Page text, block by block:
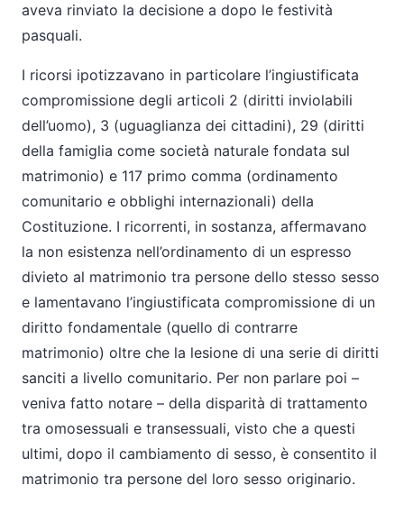
aveva rinviato la decisione a dopo le festività
pasquali.
I ricorsi ipotizzavano in particolare l’ingiustificata
compromissione degli articoli 2 (diritti inviolabili
dell’uomo), 3 (uguaglianza dei cittadini), 29 (diritti
della famiglia come società naturale fondata sul
matrimonio) e 117 primo comma (ordinamento
comunitario e obblighi internazionali) della
Costituzione. I ricorrenti, in sostanza, affermavano
la non esistenza nell’ordinamento di un espresso
divieto al matrimonio tra persone dello stesso sesso
e lamentavano l’ingiustificata compromissione di un
diritto fondamentale (quello di contrarre
matrimonio) oltre che la lesione di una serie di diritti
sanciti a livello comunitario. Per non parlare poi –
veniva fatto notare – della disparità di trattamento
tra omosessuali e transessuali, visto che a questi
ultimi, dopo il cambiamento di sesso, è consentito il
matrimonio tra persone del loro sesso originario.